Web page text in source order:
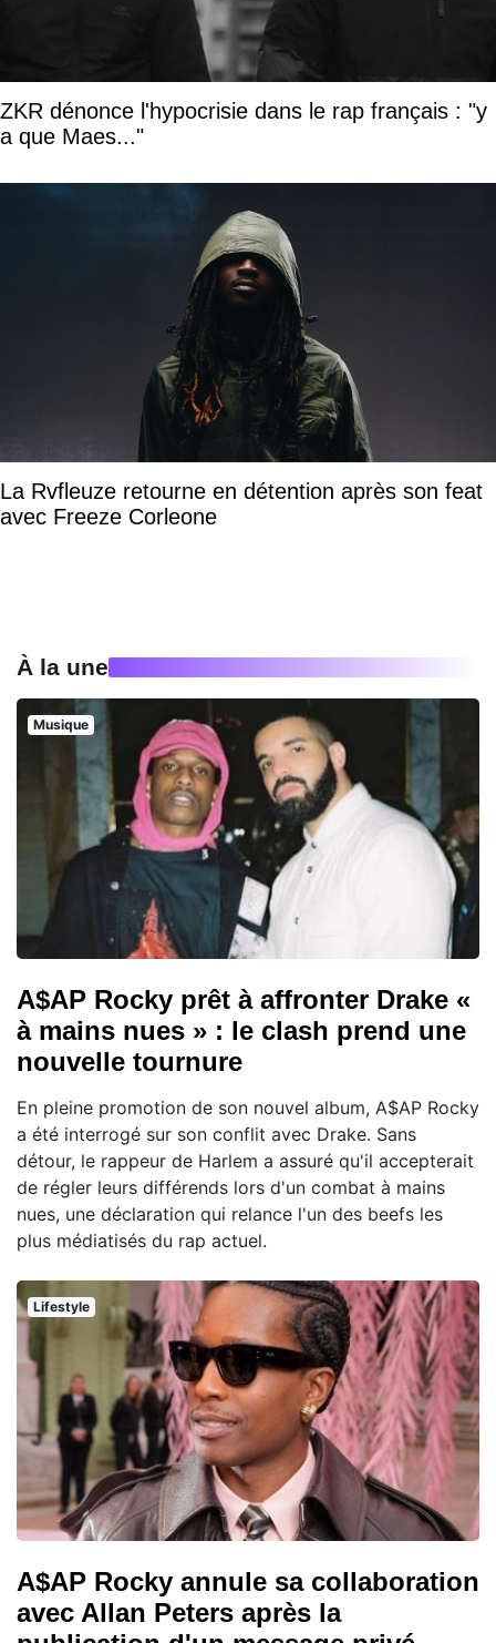
ZKR dénonce l'hypocrisie dans le rap français : "y
a que Maes..."
La Rvfleuze retourne en détention après son feat
avec Freeze Corleone
À la une
Musique
A$AP Rocky prêt à affronter Drake «
à mains nues » : le clash prend une
nouvelle tournure
En pleine promotion de son nouvel album, A$AP Rocky
a été interrogé sur son conflit avec Drake. Sans
détour, le rappeur de Harlem a assuré qu'il accepterait
de régler leurs différends lors d'un combat à mains
nues, une déclaration qui relance l'un des beefs les
plus médiatisés du rap actuel.
Lifestyle
A$AP Rocky annule sa collaboration
avec Allan Peters après la